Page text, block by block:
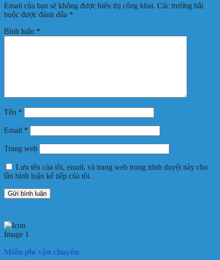
Email của bạn sẽ không được hiển thị công khai. Các trường bắt
buộc được đánh dấu *
Bình luận *
Tên *
Email *
Trang web
Lưu tên của tôi, email, và trang web trong trình duyệt này cho
lần bình luận kế tiếp của tôi.
Miễn phí vận chuyển